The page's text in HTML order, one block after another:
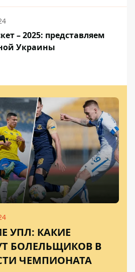
– 2025: представляем
Украины
УПЛ: КАКИЕ
БОЛЕЛЬЩИКОВ В
ЧЕМПИОНАТА